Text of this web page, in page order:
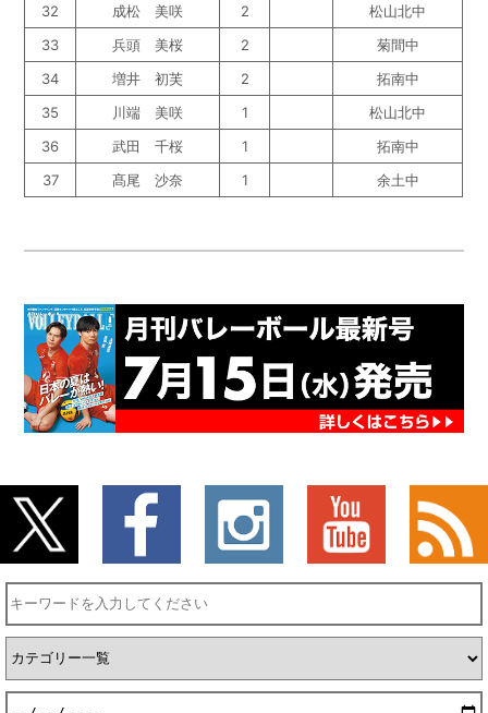
32 成松 美咲 2
松山北中
33
兵頭 美桜 2
菊間中
34
増井 初芙 2
拓南中
35
川端 美咲 1
松山北中
36
武田 千桜 1
拓南中
37
髙尾 沙奈 1 余土中